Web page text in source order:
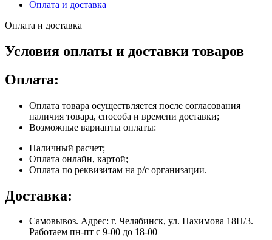
Оплата и доставка
Оплата и доставка
Условия оплаты и доставки товаров
Оплата:
Оплата товара осуществляется после согласования
наличия товара, способа и времени доставки;
Возможные варианты оплаты:
Наличный расчет;
Оплата онлайн, картой;
Оплата по реквизитам на р/с организации.
Доставка:
Самовывоз. Адрес: г. Челябинск, ул. Нахимова 18П/3.
Работаем пн-пт с 9-00 до 18-00